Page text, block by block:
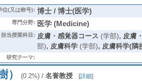
位(又は称号): 博士 / 博士(医学)
専門分野: 医学 (Medicine)
担当授業科目: 皮膚・感覚器コース (学部), 皮膚
部), 皮膚科学(学部), 皮膚科学(隣
研究テーマ:
） (0.2%)/ 名誉教授 [詳細]